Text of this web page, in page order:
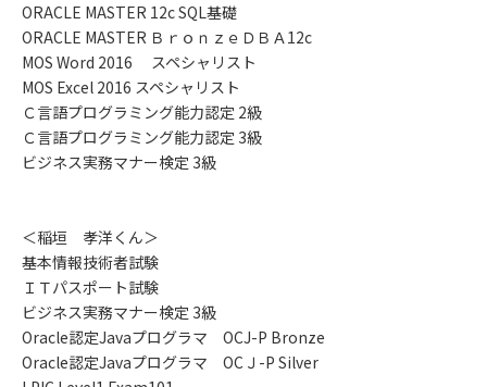
ORACLE MASTER 12c SQL基礎
ORACLE MASTER ＢｒｏｎｚｅＤＢＡ12c
MOS Word 2016 スペシャリスト
MOS Excel 2016 スペシャリスト
Ｃ言語プログラミング能力認定 2級
Ｃ言語プログラミング能力認定 3級
ビジネス実務マナー検定 3級
＜稲垣 孝洋くん＞
基本情報技術者試験
ＩＴパスポート試験
ビジネス実務マナー検定 3級
Oracle認定Javaプログラマ OCJ-P Bronze
Oracle認定Javaプログラマ OCＪ-P Silver